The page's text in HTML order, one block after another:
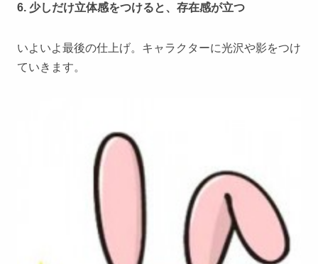
6. 少しだけ立体感をつけると、存在感が立つ
いよいよ最後の仕上げ。キャラクターに光沢や影をつけ
ていきます。